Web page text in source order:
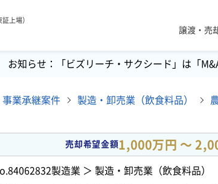
上場）
譲渡・売
お知らせ：「ビズリーチ・サクシード」は「
事業承継案件 製造・卸売業（飲食料品）
売却希望金額 1,000万円 〜
製造業 ＞ 製造・卸売業（飲食料品）